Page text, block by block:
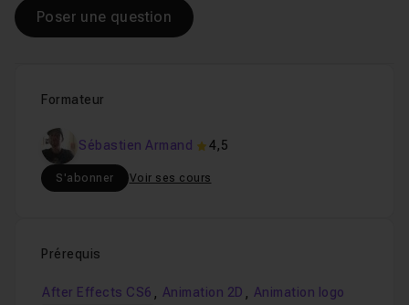
Formateur
Sébastien Armand 4,5
S'abonner Voir ses cours
Prérequis
After Effects CS6 , Animation 2D , Animation logo
Poser une question